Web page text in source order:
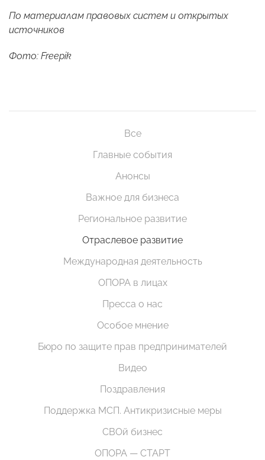
По материалам правовых систем и открытых
источников
Фото: Freepik
Все
Главные события
Анонсы
Важное для бизнеса
Региональное развитие
Отраслевое развитие
Международная деятельность
ОПОРА в лицах
Пресса о нас
Особое мнение
Бюро по защите прав предпринимателей
Видео
Поздравления
Поддержка МСП. Антикризисные меры
СВОй бизнес
ОПОРА — СТАРТ